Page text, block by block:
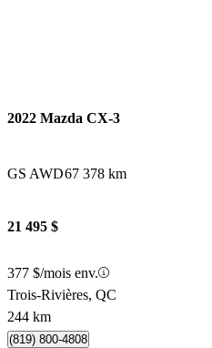
2022 Mazda CX-3
GS AWD67 378 km
21 495 $
377 $/mois env.
Trois-Rivières, QC
244 km
(819) 800-4808